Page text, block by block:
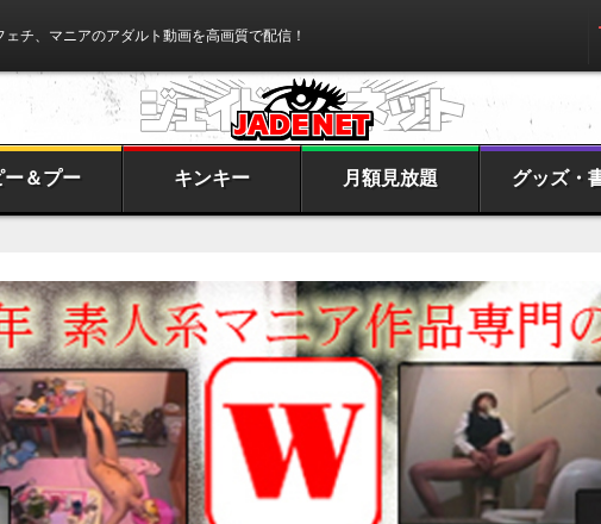
ェチ、マニアのアダルト動画を高画質で配信！
ー＆プー キンキー 月額見放題 グッズ・